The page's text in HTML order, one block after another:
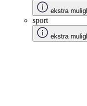
ekstra
sport
ekstra